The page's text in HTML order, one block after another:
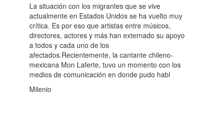
La situación con los migrantes que se vive
actualmente en Estados Unidos se ha vuelto muy
crítica. Es por eso que artistas entre músicos,
directores, actores y más han externado su apoyo
a todos y cada uno de los
afectados.Recientemente, la cantante chileno-
mexicana Mon Laferte, tuvo un momento con los
medios de comunicación en donde pudo habl
Milenio